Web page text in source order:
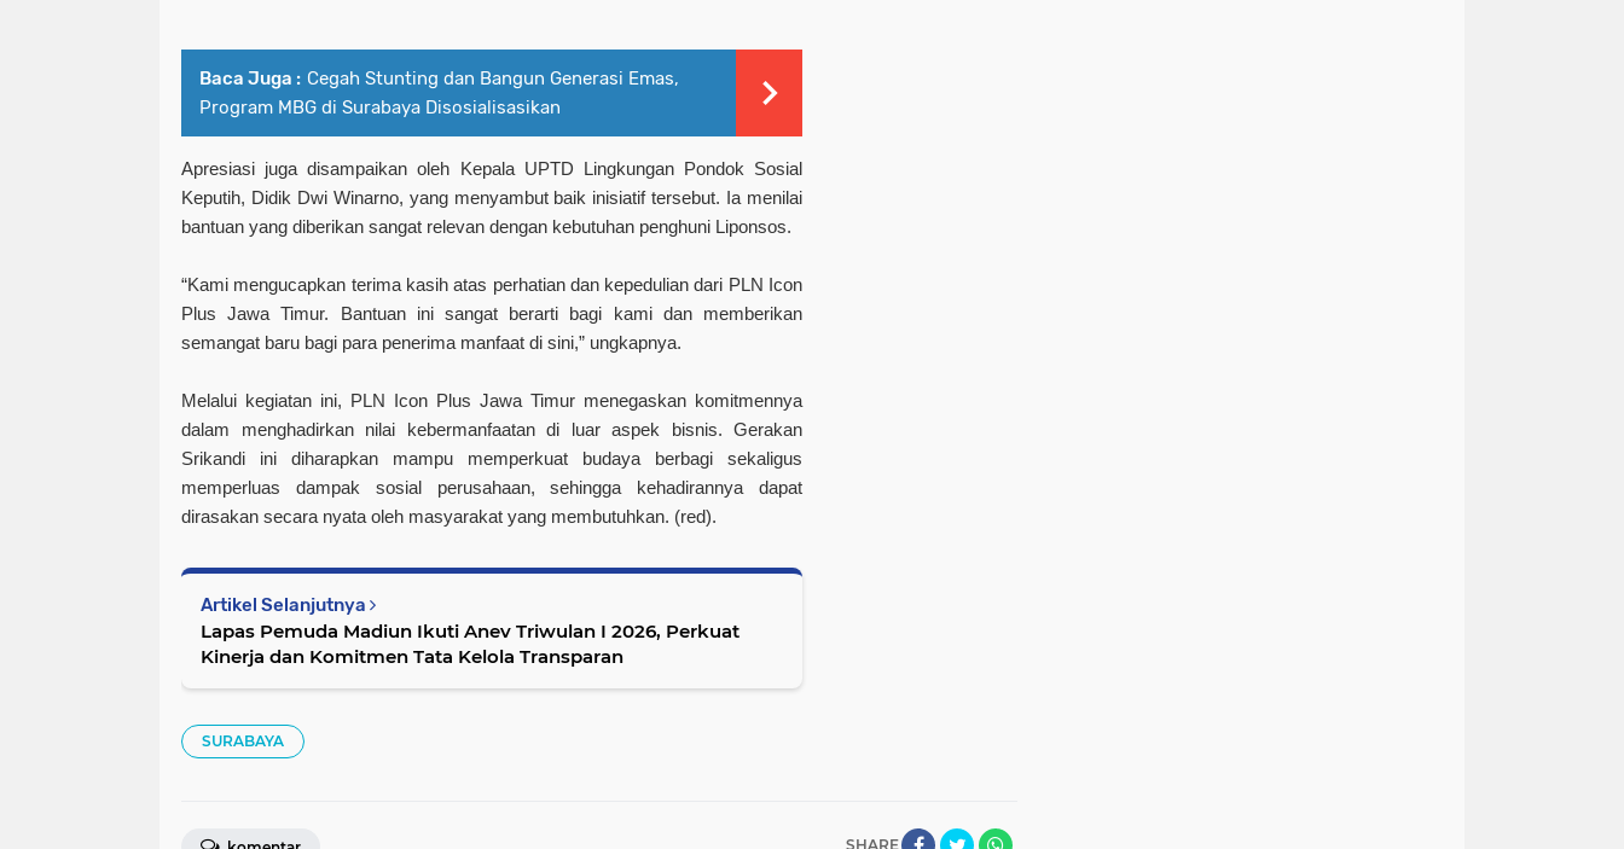
Baca Juga : Cegah Stunting dan Bangun Generasi Emas,
Program MBG di Surabaya Disosialisasikan
Apresiasi juga disampaikan oleh Kepala UPTD Lingkungan Pondok Sosial
Keputih, Didik Dwi Winarno, yang menyambut baik inisiatif tersebut. Ia menilai
bantuan yang diberikan sangat relevan dengan kebutuhan penghuni Liponsos.
“Kami mengucapkan terima kasih atas perhatian dan kepedulian dari PLN Icon
Plus Jawa Timur. Bantuan ini sangat berarti bagi kami dan memberikan
semangat baru bagi para penerima manfaat di sini,” ungkapnya.
Melalui kegiatan ini, PLN Icon Plus Jawa Timur menegaskan komitmennya
dalam menghadirkan nilai kebermanfaatan di luar aspek bisnis. Gerakan
Srikandi ini diharapkan mampu memperkuat budaya berbagi sekaligus
memperluas dampak sosial perusahaan, sehingga kehadirannya dapat
dirasakan secara nyata oleh masyarakat yang membutuhkan. (red).
Artikel Selanjutnya
Lapas Pemuda Madiun Ikuti Anev Triwulan I 2026, Perkuat
Kinerja dan Komitmen Tata Kelola Transparan
SURABAYA
SHARE